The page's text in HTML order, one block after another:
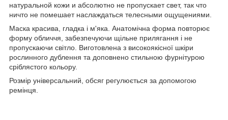
натуральной кожи и абсолютно не пропускает свет, так что
ничто не помешает наслаждаться телесными ощущениями.
Маска красива, гладка і м'яка. Анатомічна форма повторює
форму обличчя, забезпечуючи щільне прилягання і не
пропускаючи світло. Виготовлена з високоякісної шкіри
рослинного дублення та доповнено стильною фурнітурою
сріблястого кольору.
Розмір універсальний, обсяг регулюється за допомогою
ремінця.